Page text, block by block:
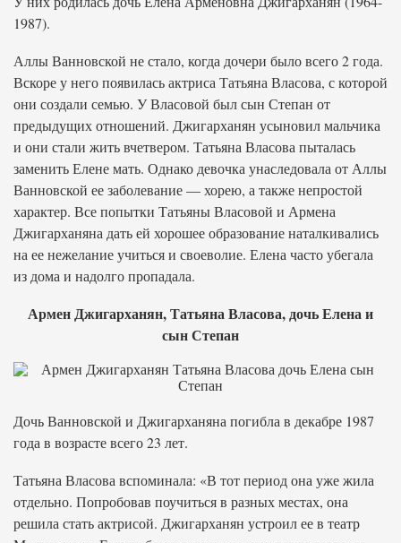
1987).
Аллы Ванновской не стало, когда дочери было всего 2 года.
Вскоре у него появилась актриса Татьяна Власова, с которой
они создали семью. У Власовой был сын Степан от
предыдущих отношений. Джигарханян усыновил мальчика
и они стали жить вчетвером. Татьяна Власова пыталась
заменить Елене мать. Однако девочка унаследовала от Аллы
Ванновской ее заболевание — хорею, а также непростой
характер. Все попытки Татьяны Власовой и Армена
Джигарханяна дать ей хорошее образование наталкивались
на ее нежелание учиться и своеволие. Елена часто убегала
из дома и надолго пропадала.
Армен Джигарханян, Татьяна Власова, дочь Елена и
сын Степан
Дочь Ванновской и Джигарханяна погибла в декабре 1987
года в возрасте всего 23 лет.
Татьяна Власова вспоминала: «В тот период она уже жила
отдельно. Попробовав поучиться в разных местах, она
решила стать актрисой. Джигарханян устроил ее в театр